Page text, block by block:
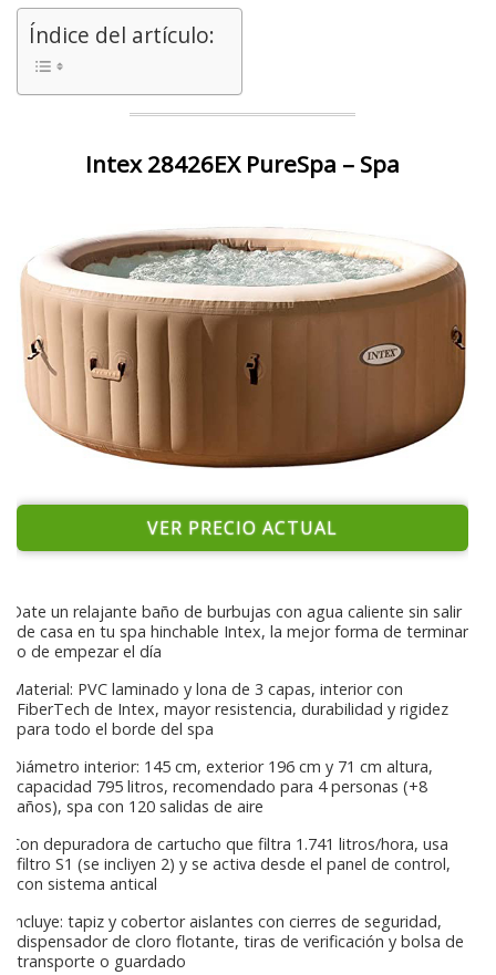
Índice del artículo:
Intex 28426EX PureSpa – Spa
VER PRECIO ACTUAL
Date un relajante baño de burbujas con agua caliente sin salir
de casa en tu spa hinchable Intex, la mejor forma de terminar
o de empezar el día
Material: PVC laminado y lona de 3 capas, interior con
FiberTech de Intex, mayor resistencia, durabilidad y rigidez
para todo el borde del spa
Diámetro interior: 145 cm, exterior 196 cm y 71 cm altura,
capacidad 795 litros, recomendado para 4 personas (+8
años), spa con 120 salidas de aire
Con depuradora de cartucho que filtra 1.741 litros/hora, usa
filtro S1 (se incliyen 2) y se activa desde el panel de control,
con sistema antical
Incluye: tapiz y cobertor aislantes con cierres de seguridad,
dispensador de cloro flotante, tiras de verificación y bolsa de
transporte o guardado